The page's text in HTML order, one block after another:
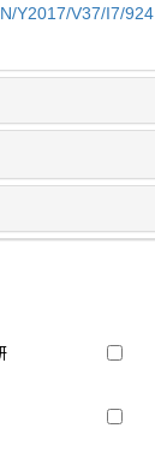
Y2017/V37/I7/924